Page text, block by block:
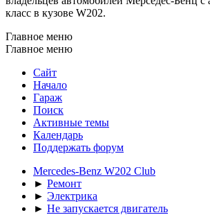
класс в кузове W202.
Главное меню
Главное меню
Сайт
Начало
Гараж
Поиск
Активные темы
Календарь
Поддержать форум
Mercedes-Benz W202 Club
► Ремонт
► Электрика
► Не запускается двигатель